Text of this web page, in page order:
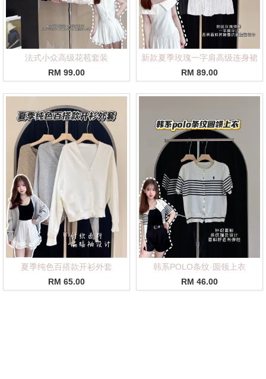
法式小众高级花苞套装
RM 99.00
新款夏季玫瑰一字肩高级连身裙
RM 89.00
夏季纯色百搭款开衫外套
RM 65.00
韩系POLO条纹·圆领上衣
RM 46.00